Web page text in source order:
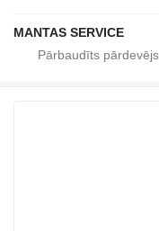
MANTAS SERVICE